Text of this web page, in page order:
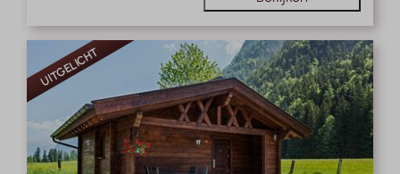
UITGELICHT